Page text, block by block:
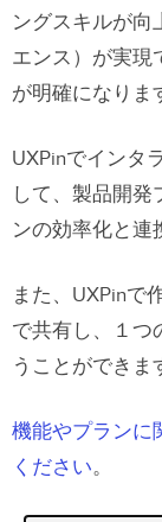
ングスキルが向
エンス）が実現
が明確になりま
UXPinでインタ
して、製品開発
ンの効率化と連
また、UXPinで
で共有し、１つ
うことができま
機能やプランに
ください。